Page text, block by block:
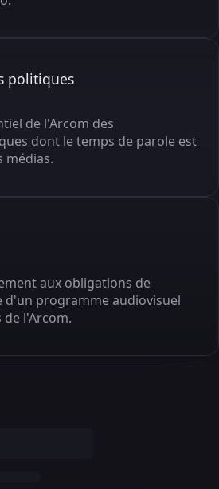
politiques
de l'Arcom des
dont le temps de parole est
médias.
aux obligations de
d'un programme audiovisuel
l'Arcom.